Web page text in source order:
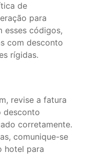
de
para
esses códigos,
com desconto
rígidas.
revise a fatura
desconto
corretamente.
comunique-se
hotel para